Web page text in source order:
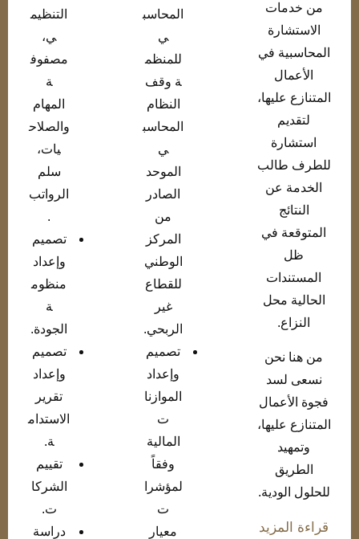
من خدمات
الاستشارة
المحاسبية في
الأعمال
المتنازع عليها،
لتقديم
استشارة
للطرف طالب
الخدمة عن
النتائج
المتوقعة في
ظل
المستندات
الحالية محل
النزاع.
من هنا نحن
نسعى لسد
فجوة الأعمال
المتنازع عليها،
وتمهيد
الطريق
للحلول الودية.
قراءة المزيد
المحاسب
ي
للمنظم
ة وقف
النظام
المحاسب
ي
الموحد
الصادر
من
المركز
الوطني
للقطاع
غير
الربحي.
تصميم
وإعداد
الموازنا
ت
المالية
وفقاً
لمؤشرا
ت
معيار
التنظيم
ي،
مصفوف
ة
المهام
والصلاح
يات،
سلم
الرواتب
.
تصميم
وإعداد
منظوم
ة
الجودة.
تصميم
وإعداد
تقرير
الاستدام
ة.
تقييم
الشركا
ت.
دراسة